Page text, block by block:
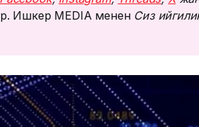
Ишкер MEDIA менен Сиз